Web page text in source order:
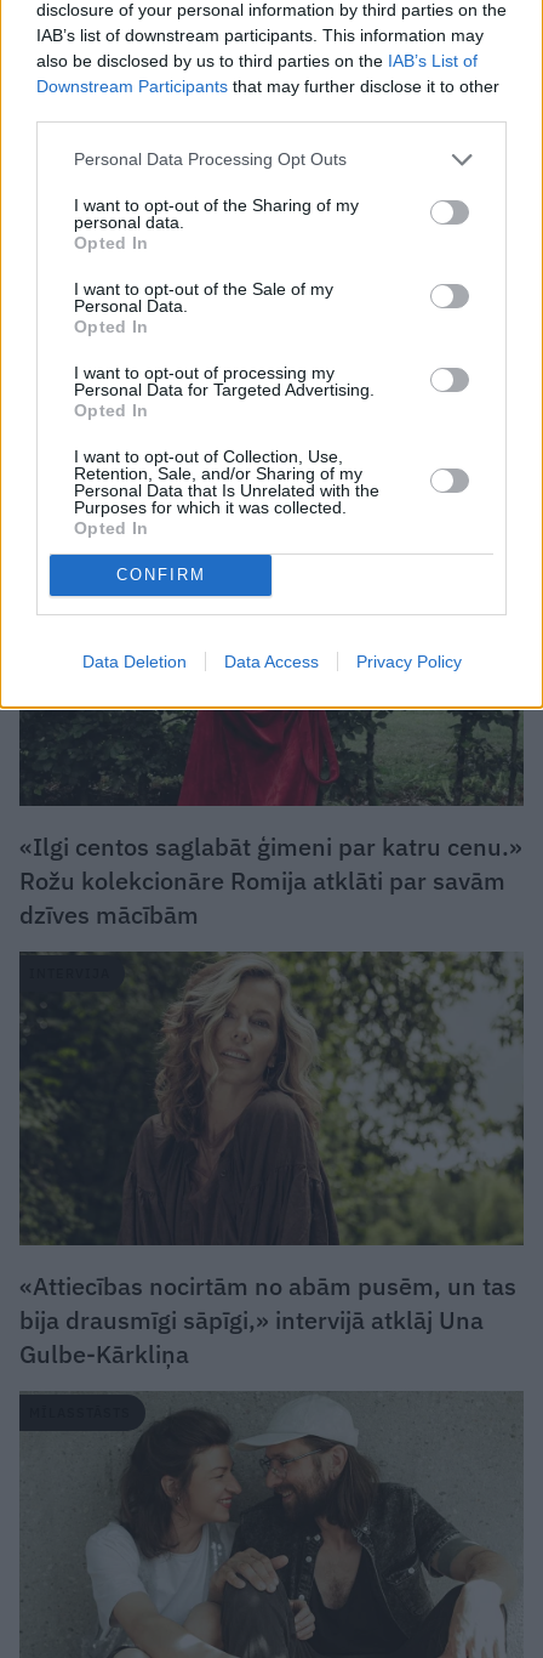
disclosure of your personal information by third parties on the
IAB’s list of downstream participants. This information may
also be disclosed by us to third parties on the IAB’s List of
Downstream Participants that may further disclose it to other
Personal Data Processing Opt Outs
I want to opt-out of the Sharing of my
personal data.
Opted In
I want to opt-out of the Sale of my
Personal Data.
Opted In
I want to opt-out of processing my
Personal Data for Targeted Advertising.
Opted In
I want to opt-out of Collection, Use,
Retention, Sale, and/or Sharing of my
Personal Data that Is Unrelated with the
Purposes for which it was collected.
Opted In
CONFIRM
Data Deletion Data Access Privacy Policy
vientulību un atgriešanos teātrī
Diāna Zande: «Man nav kauns atzīt, ka biju
attiecībās, kurās ļāvu sevi sist»
PERSONĪBAS
«Ilgi centos saglabāt ģimeni par katru cenu.»
Rožu kolekcionāre Romija atklāti par savām
dzīves mācībām
«Attiecības nocirtām no abām pusēm, un tas
bija drausmīgi sāpīgi,» intervijā atklāj Una
Gulbe-Kārkliņa